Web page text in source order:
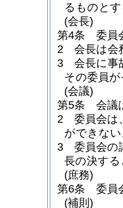
るものと
(会長)
第4条
委員
2
会長は会
3
会長に事
その委員
(会議)
第5条
会議
2
委員会は
ができな
3
委員会の
長の決す
(庶務)
第6条
委員
(補則)